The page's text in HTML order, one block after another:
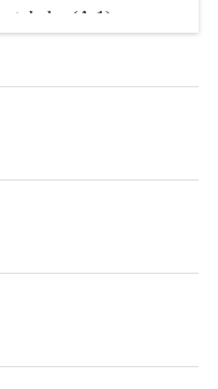
(A 1).
Wien sowie
Bauernhöfe hatten
Wiener
Wegen des
ihre
die bedeutendste
durch
dazu ein. Gefördert